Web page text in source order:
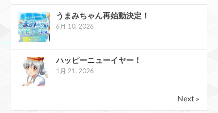
うまみちゃん再始動決定！
6月 10, 2026
ハッピーニューイヤー！
1月 21, 2026
Next »